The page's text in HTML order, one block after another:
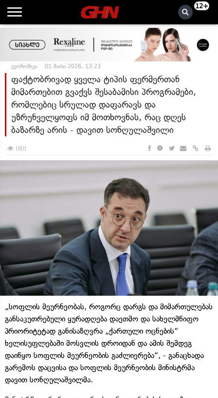
12+
ეკონომიკა 01 მაისი 2026, 13:23
ფაქტობრივად ყველა ტიპის ფერმერთან
მიმართებით გვაქვს შესაბამისი პროგრამები,
რომლებიც სრულად დაფარავს და
უზრუნველყოფს იმ მოთხოვნას, რაც დღეს
ბაზარზე არის - დავით სონღულაშვილი
1801
„სოფლის მეურნეობას, როგორც დარგს და მიმართულებას
განსაკუთრებული ყურადღება დაეთმო და სახელმწიფო
პრიორიტეტად განისაზღვრა „ქართული ოცნების“
ხელისუფლებაში მოსვლის დროიდან და ამის შემდეგ
დაიწყო სოფლის მეურნეობის გაძლიერება“, - განაცხადა
გარემოს დაცვისა და სოფლის მეურნეობის მინისტრმა
დავით სონღულაშვილმა.